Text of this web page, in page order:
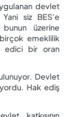
devlet
siz BES’e
bunun üzerine
emeklilik
edici bir oran
Devlet
Hak ediş